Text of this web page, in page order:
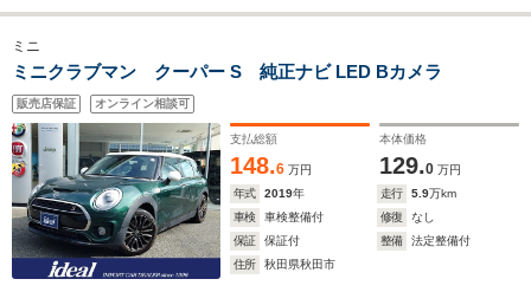
ミニ
ミニクラブマン クーパー S 純正ナビ LED Bカメラ
販売店保証 オンライン相談可
支払総額
148.6 万円
本体価格
129.0 万円
年式
2019年 走行 5.9万km
車検
車検整備付 修復
なし
保証
保証付 整備
法定整備付
住所
秋田県秋田市